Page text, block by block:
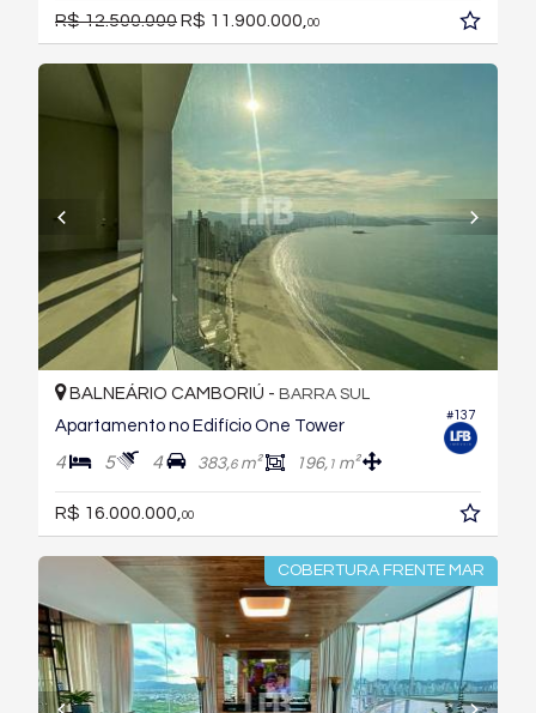
R$ 12.500.000R$ 11.900.000,00
#137
BALNEÁRIO CAMBORIÚ - BARRA SUL
Apartamento no Edifício One Tower
4 5 4 383,6m² 196, 1 m²
R$ 16.000.000, 00
COBERTURA FRENTE MAR